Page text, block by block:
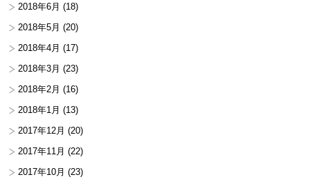
2018年6月 (18)
2018年5月 (20)
2018年4月 (17)
2018年3月 (23)
2018年2月 (16)
2018年1月 (13)
2017年12月 (20)
2017年11月 (22)
2017年10月 (23)